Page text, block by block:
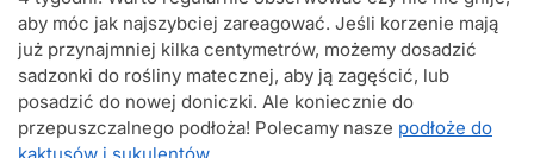
aby móc jak najszybciej zareagować. Jeśli korzenie mają
już przynajmniej kilka centymetrów, możemy dosadzić
sadzonki do rośliny matecznej, aby ją zagęścić, lub
posadzić do nowej doniczki. Ale koniecznie do
przepuszczalnego podłoża! Polecamy nasze podłoże do